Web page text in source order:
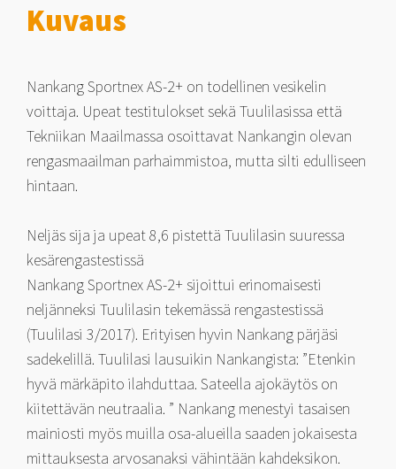
Kuvaus
Nankang Sportnex AS-2+ on todellinen vesikelin
voittaja. Upeat testitulokset sekä Tuulilasissa että
Tekniikan Maailmassa osoittavat Nankangin olevan
rengasmaailman parhaimmistoa, mutta silti edulliseen
hintaan.
Neljäs sija ja upeat 8,6 pistettä Tuulilasin suuressa
kesärengastestissä
Nankang Sportnex AS-2+ sijoittui erinomaisesti
neljänneksi Tuulilasin tekemässä rengastestissä
(Tuulilasi 3/2017). Erityisen hyvin Nankang pärjäsi
sadekelillä. Tuulilasi lausuikin Nankangista: ”Etenkin
hyvä märkäpito ilahduttaa. Sateella ajokäytös on
kiitettävän neutraalia. ” Nankang menestyi tasaisen
mainiosti myös muilla osa-alueilla saaden jokaisesta
mittauksesta arvosanaksi vähintään kahdeksikon.